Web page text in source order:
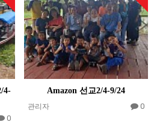
4-
0
Amazon 선교2/4-9/24
관리자 0